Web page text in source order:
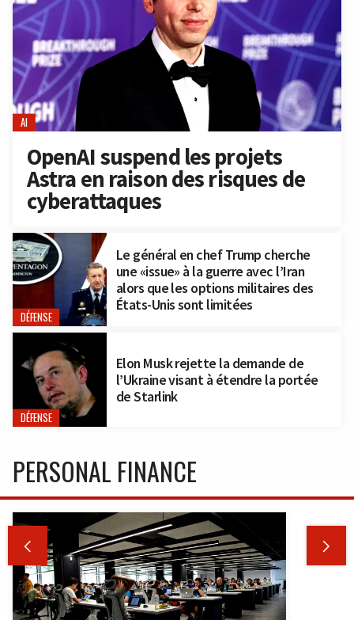
AI
OpenAI suspend les projets
Astra en raison des risques de
cyberattaques
DÉFENSE
Le général en chef Trump cherche
une «issue» à la guerre avec l’Iran
alors que les options militaires des
États-Unis sont limitées
DÉFENSE
Elon Musk rejette la demande de
l’Ukraine visant à étendre la portée
de Starlink
PERSONAL FINANCE
 